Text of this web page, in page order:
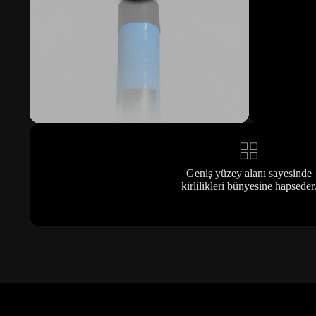
Geniş yüzey alanı sayesinde
kirlilikleri bünyesine hapseder.